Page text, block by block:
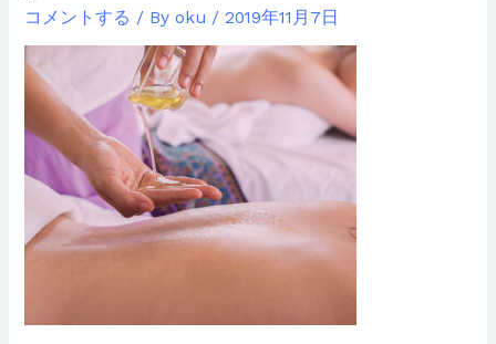
コメントする / Byoku /2019年11月7日